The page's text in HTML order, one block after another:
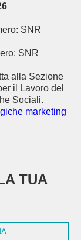
SNR
SNR
alla Sezione
il Lavoro del
Sociali.
marketing
TUA